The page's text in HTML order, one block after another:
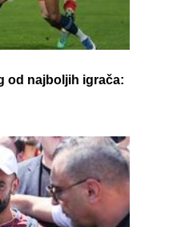
od najboljih igrača: